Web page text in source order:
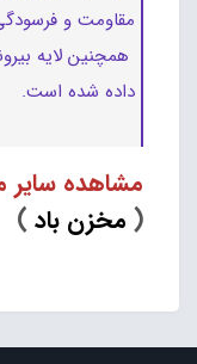
مقاومت و
همچنین لایه
داده شده است.
مشاهده سایر
( مخزن باد)